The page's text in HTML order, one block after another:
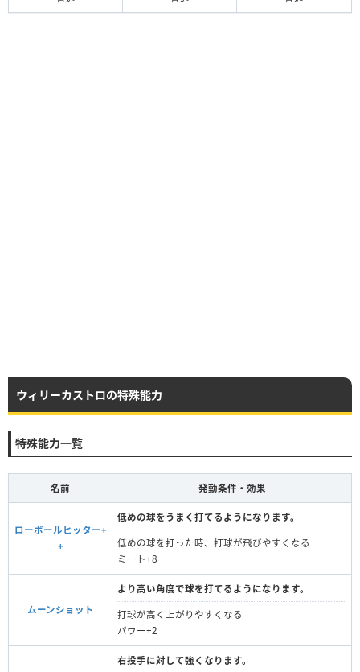
ウィリーカストロの特殊能力
特殊能力一覧
名前 発動条件・効果
ローボールヒッター+
+
低めの球をうまく打てるようになります。
低めの球を打った時、打球が飛びやすくなる
ミート+8
ムーンショット
より高い角度で球を打てるようになります。
打球が高く上がりやすくなる
パワー+2
右投手に対して強くなります。